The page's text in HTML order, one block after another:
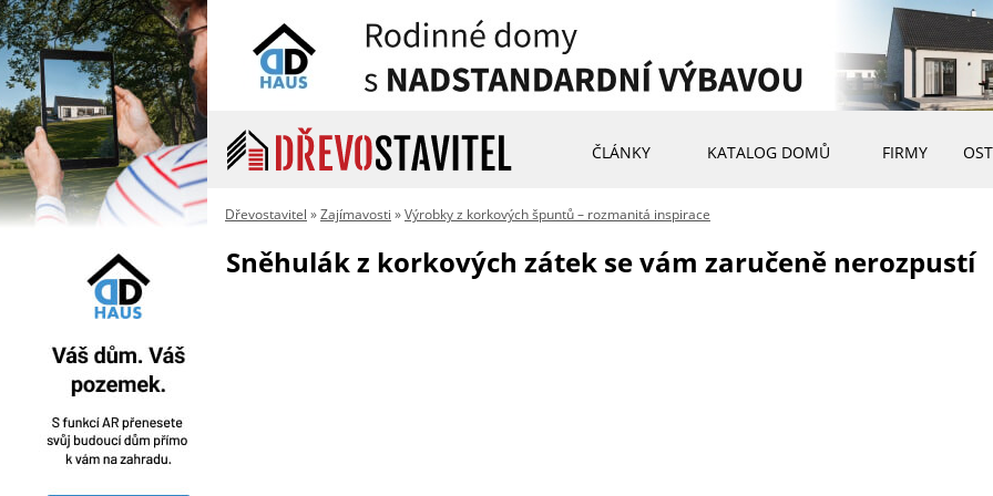
ČLÁNKY KATALOG DOMŮ FIRMY
Dřevostavitel »Zajímavosti »Výrobky z korkových špuntů – rozmanitá inspirace
Sněhulák z korkových zátek se vám zaručeně nerozpustí